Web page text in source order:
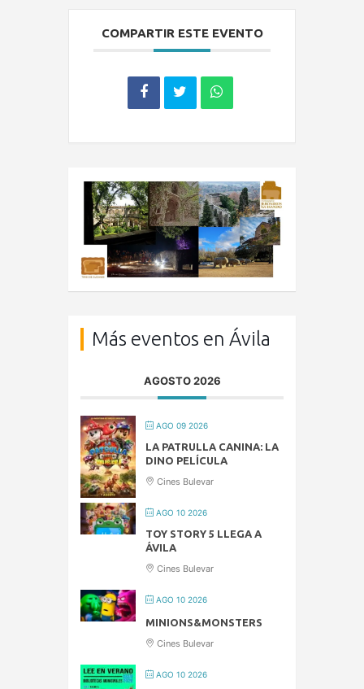
COMPARTIR ESTE EVENTO
Más eventos en Ávila
AGOSTO 2026
AGO 09 2026
LA PATRULLA CANINA: LA
DINO PELÍCULA
Cines Bulevar
AGO 10 2026
TOY STORY 5 LLEGA A
ÁVILA
Cines Bulevar
AGO 10 2026
MINIONS&MONSTERS
Cines Bulevar
AGO 10 2026